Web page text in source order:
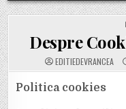
Despre
EDITIEDEVRANCEA
Politica cookies